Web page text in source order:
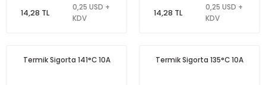
14,28 TL
0,25 USD +
KDV
14,28 TL
0,25 USD +
KDV
Termik Sigorta 141°C 10A Termik Sigorta 135°C 10A